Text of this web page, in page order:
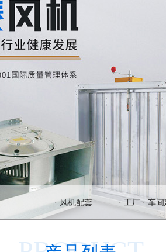
· 风机配套 · 工厂 · 车